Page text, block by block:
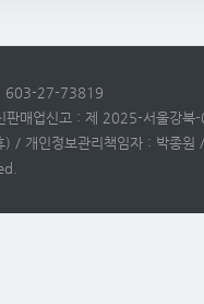
: 603-27-73819
판매업신고 : 제 2025-서울강북
/ 개인정보관리책임자 : 박종